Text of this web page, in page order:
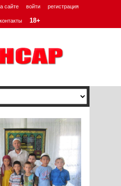
сайте войти регистрация
контакты 18+